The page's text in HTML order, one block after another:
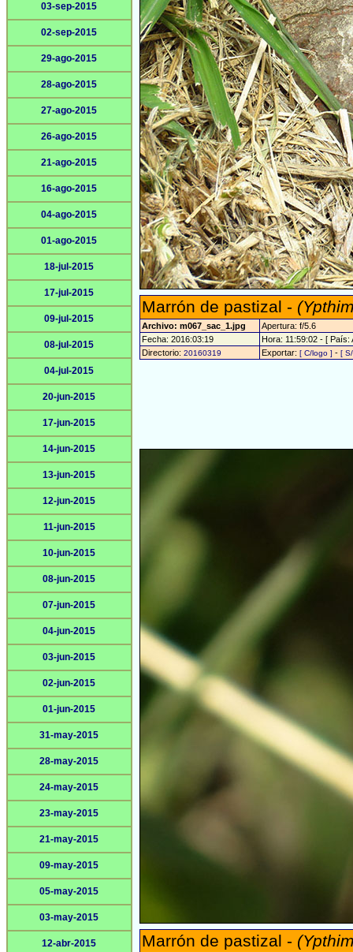
03-sep-2015
02-sep-2015
29-ago-2015
28-ago-2015
27-ago-2015
26-ago-2015
21-ago-2015
16-ago-2015
04-ago-2015
01-ago-2015
18-jul-2015
17-jul-2015
09-jul-2015
08-jul-2015
04-jul-2015
20-jun-2015
17-jun-2015
14-jun-2015
13-jun-2015
12-jun-2015
11-jun-2015
10-jun-2015
08-jun-2015
07-jun-2015
04-jun-2015
03-jun-2015
02-jun-2015
01-jun-2015
31-may-2015
28-may-2015
24-may-2015
23-may-2015
21-may-2015
09-may-2015
05-may-2015
03-may-2015
12-abr-2015
Marrón de pastizal -
Archivo: m067_sac_1.jpg
Apertura: f/5.6
Fecha: 2016:03:19
Hora: 11:59:02 - [ País:
Directorio: 20160319 Exportar: [ C/logo ] - [
Marrón de pastizal -